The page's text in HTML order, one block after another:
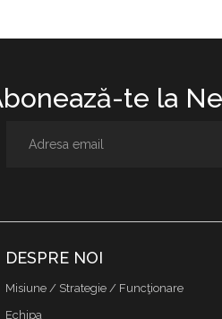
te la
DESPRE NOI
Misiune / Strategie / Funcţionare
Echipa